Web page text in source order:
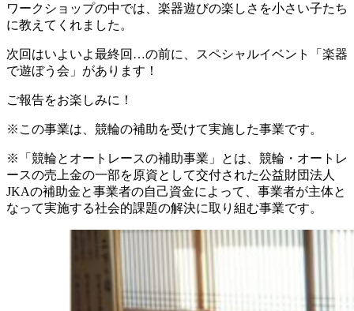
ワークショップの中では、楽器遊びの楽しさを小さい子たち
に教えてくれました。
次回はいよいよ最終回…の前に、スペシャルイベント「楽器
で遊ぼう会」があります！
ご報告をお楽しみに！
※この事業は、競輪の補助を受けて実施した事業です。
※「競輪とオートレースの補助事業」とは、競輪・オートレ
ースの売上金の一部を原資として交付された公益財団法人
JKAの補助金と事業者の自己資金によって、事業者が主体と
なって実施する社会的課題の解決に取り組む事業です。